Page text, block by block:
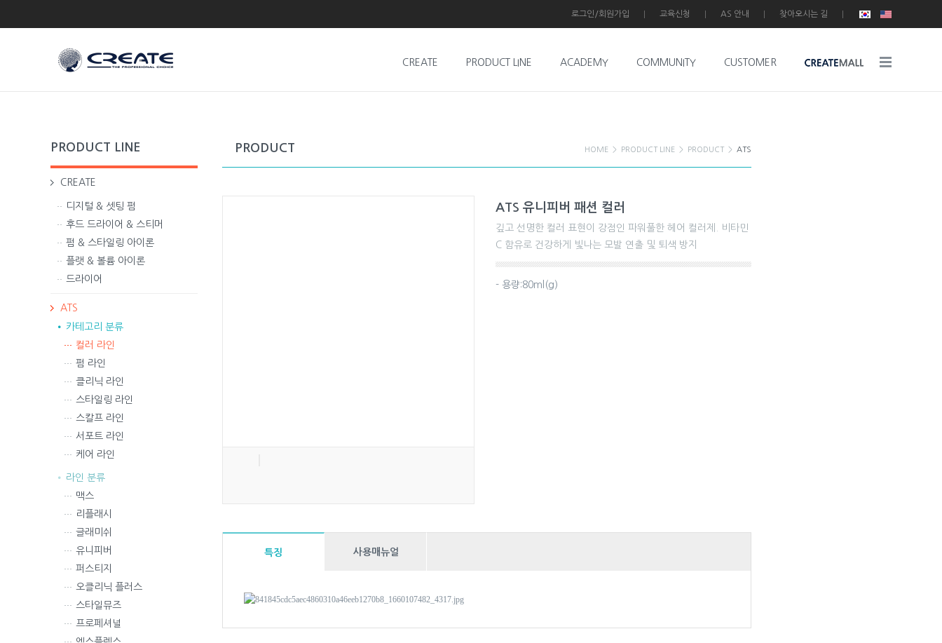
로그인/회원가입 교육신청 AS 안내 찾아오시는 길
CREATE PRODUCT LINE ACADEMY COMMUNITY CUSTOMER
PRODUCT LINE
CREATE
디지털 & 셋팅 펌
후드 드라이어 & 스티머
펌 & 스타일링 아이론
플랫 & 볼륨 아이론
드라이어
ATS
카테고리 분류
컬러 라인
펌 라인
클리닉 라인
스타일링 라인
스칼프 라인
서포트 라인
케어 라인
라인 분류
맥스
리플래시
글래미쉬
유니피버
퍼스티지
오클리닉 플러스
스타일뮤즈
프로페셔널
PRODUCT HOME > PRODUCT LINE > PRODUCT > ATS
ATS 유니피버 패션 컬러
깊고 선명한 컬러 표현이 강점인 파워풀한 헤어 컬러제. 비타민
C 함유로 건강하게 빛나는 모발 연출 및 퇴색 방지
- 용량:80ml(g)
특징 사용매뉴얼